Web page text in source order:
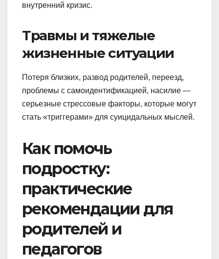
внутренний кризис.
Травмы и тяжелые
жизненные ситуации
Потеря близких, развод родителей, переезд,
проблемы с самоидентификацией, насилие —
серьезные стрессовые факторы, которые могут
стать «триггерами» для суицидальных мыслей.
Как помочь
подростку:
практические
рекомендации для
родителей и
педагогов